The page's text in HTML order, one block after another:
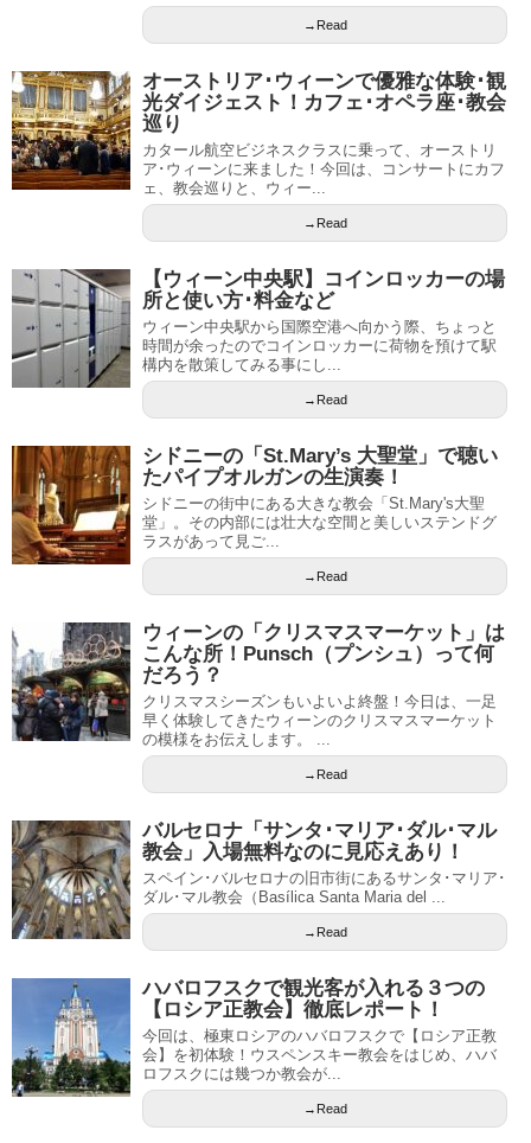
→Read
オーストリア･ウィーンで優雅な体験･観
光ダイジェスト！カフェ･オペラ座･教会
巡り
カタール航空ビジネスクラスに乗って、オーストリ
ア･ウィーンに来ました！今回は、コンサートにカフ
ェ、教会巡りと、ウィー...
→Read
【ウィーン中央駅】コインロッカーの場
所と使い方･料金など
ウィーン中央駅から国際空港へ向かう際、ちょっと
時間が余ったのでコインロッカーに荷物を預けて駅
構内を散策してみる事にし...
→Read
シドニーの「St.Mary’s 大聖堂」で聴い
たパイプオルガンの生演奏！
シドニーの街中にある大きな教会「St.Mary's大聖
堂」。その内部には壮大な空間と美しいステンドグ
ラスがあって見ご...
→Read
ウィーンの「クリスマスマーケット」は
こんな所！Punsch（プンシュ）って何
だろう？
クリスマスシーズンもいよいよ終盤！今日は、一足
早く体験してきたウィーンのクリスマスマーケット
の模様をお伝えします。 ...
→Read
バルセロナ「サンタ･マリア･ダル･マル
教会」入場無料なのに見応えあり！
スペイン･バルセロナの旧市街にあるサンタ･マリア･
ダル･マル教会（Basílica Santa Maria del ...
→Read
ハバロフスクで観光客が入れる３つの
【ロシア正教会】徹底レポート！
今回は、極東ロシアのハバロフスクで【ロシア正教
会】を初体験！ウスペンスキー教会をはじめ、ハバ
ロフスクには幾つか教会が...
→Read